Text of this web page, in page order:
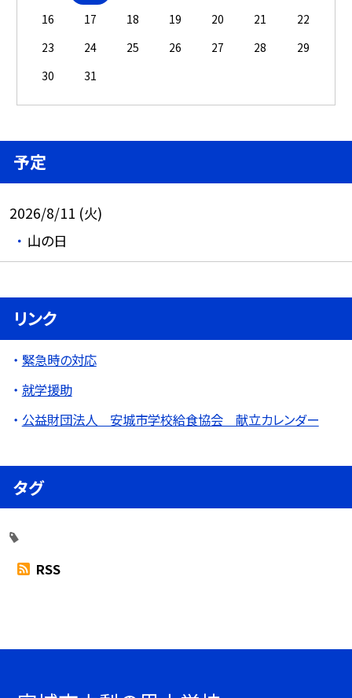
16
17 18 19 20 21
22
23
24 25 26 27 28
29
30
31
予定
2026/8/11 (火)
山の日
リンク
緊急時の対応
就学援助
公益財団法人 安城市学校給食協会 献立カレンダー
タグ
RSS